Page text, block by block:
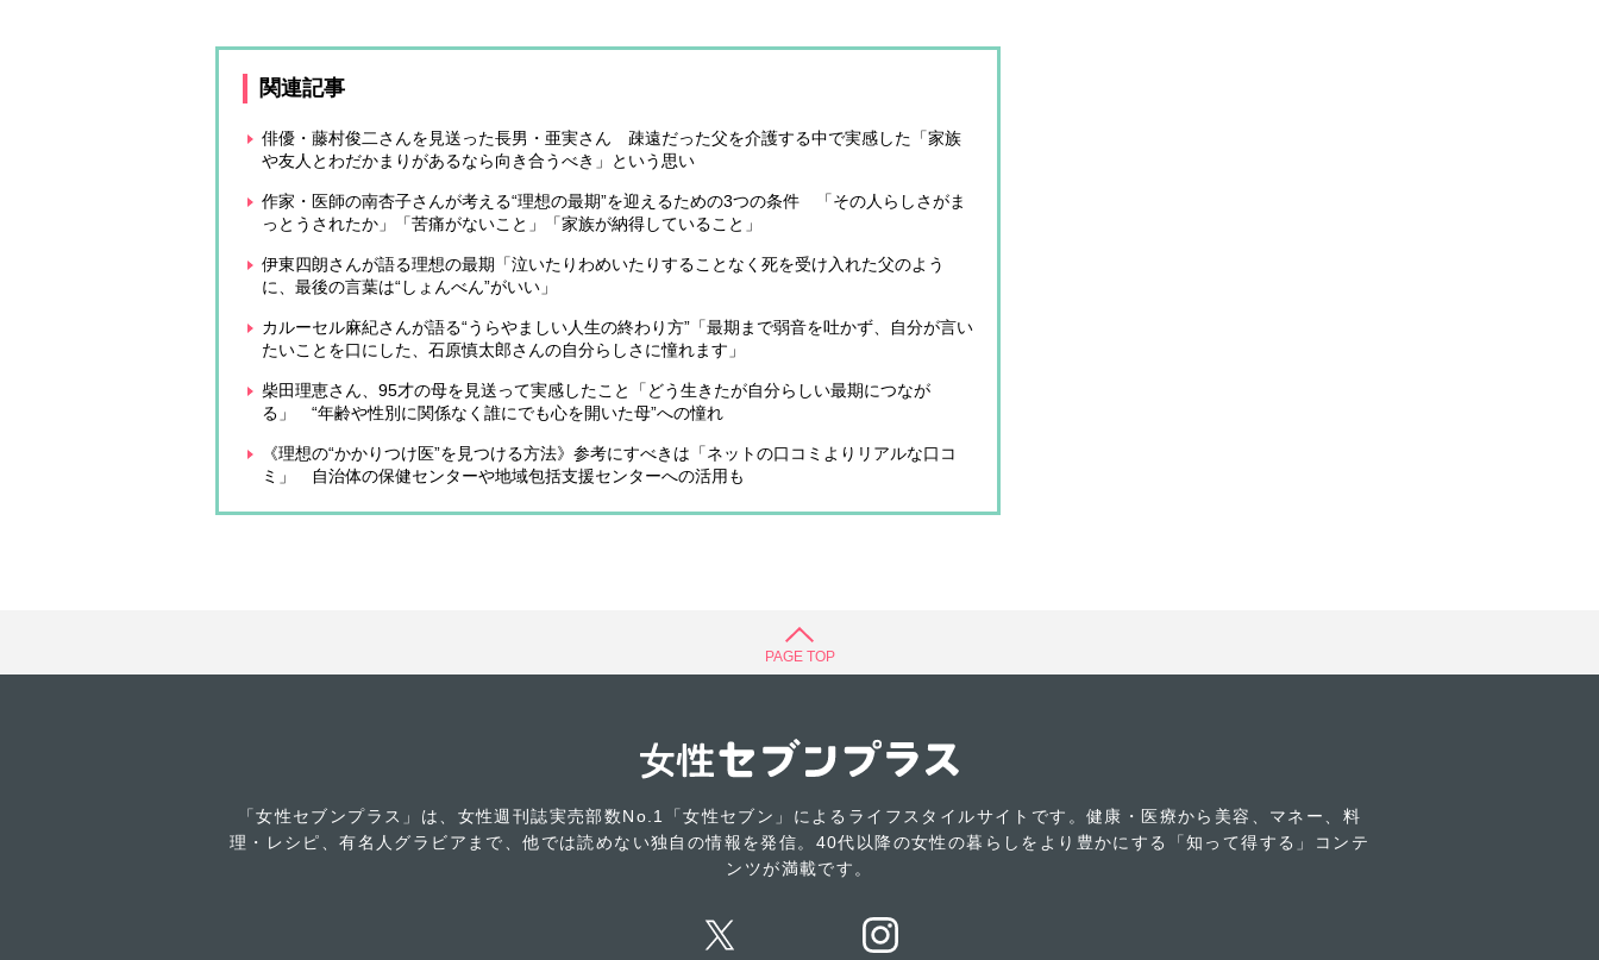
関連記事
俳優・藤村俊二さんを見送った長男・亜実さん 疎遠だった父を介護する中で実感した「家族
や友人とわだかまりがあるなら向き合うべき」という思い
作家・医師の南杏子さんが考える“理想の最期”を迎えるための3つの条件 「その人らしさがま
っとうされたか」「苦痛がないこと」「家族が納得していること」
伊東四朗さんが語る理想の最期「泣いたりわめいたりすることなく死を受け入れた父のよう
に、最後の言葉は“しょんべん”がいい」
カルーセル麻紀さんが語る“うらやましい人生の終わり方”「最期まで弱音を吐かず、自分が言い
たいことを口にした、石原慎太郎さんの自分らしさに憧れます」
柴田理恵さん、95才の母を見送って実感したこと「どう生きたが自分らしい最期につなが
る」 “年齢や性別に関係なく誰にでも心を開いた母”への憧れ
《理想の“かかりつけ医”を見つける方法》参考にすべきは「ネットの口コミよりリアルな口コ
ミ」 自治体の保健センターや地域包括支援センターへの活用も
PAGE TOP
「女性セブンプラス」は、女性週刊誌実売部数No.1「女性セブン」によるライフスタイルサイトです。健康・医療から美容、マネー、料
理・レシピ、有名人グラビアまで、他では読めない独自の情報を発信。40代以降の女性の暮らしをより豊かにする「知って得する」コンテ
ンツが満載です。